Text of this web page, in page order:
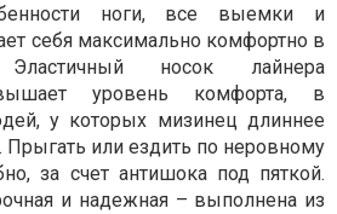
ноги, все выемки и
себя максимально комфортно в
носок лайнера
уровень комфорта, в
у которых мизинец длиннее
или ездить по неровному
за счет антишока под пяткой.
и надежная – выполнена из